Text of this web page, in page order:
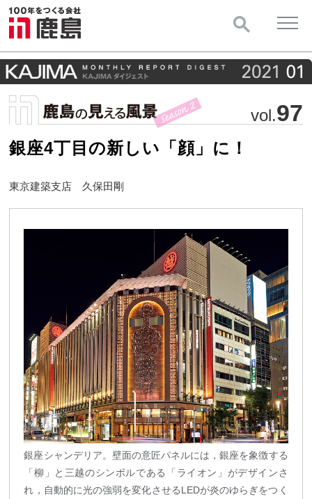
vol.97
銀座4丁目の新しい「顔」に！
東京建築支店 久保田剛
銀座シャンデリア。壁面の意匠パネルには，銀座を象徴する
「柳」と三越のシンボルである「ライオン」がデザインさ
れ，自動的に光の強弱を変化させるLEDが炎のゆらぎをつく